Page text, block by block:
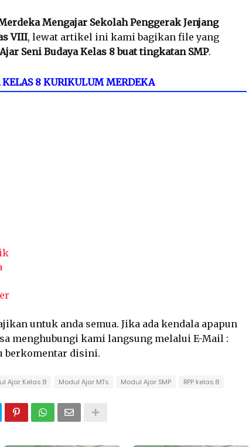
Mengajar Sekolah Penggerak Jenjang
VIII, lewat artikel ini kami bagikan file yang
Seni Budaya Kelas 8 buat tingkatan SMP.
KELAS 8 KURIKULUM MERDEKA
untuk anda semua. Jika ada kendala apapun
menghubungi kami langsung melalui E-Mail :
berkomentar disini.
Ajar Kelas 8 Modul Ajar MTs Modul Ajar SMP RPP kelas 8